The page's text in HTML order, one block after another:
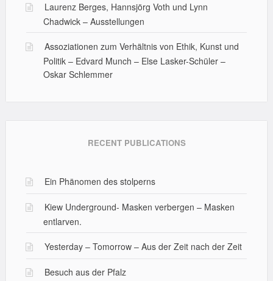
Laurenz Berges, Hannsjörg Voth und Lynn
Chadwick – Ausstellungen
Assoziationen zum Verhältnis von Ethik, Kunst und
Politik – Edvard Munch – Else Lasker-Schüler –
Oskar Schlemmer
RECENT PUBLICATIONS
Ein Phänomen des stolperns
Kiew Underground- Masken verbergen – Masken
entlarven.
Yesterday – Tomorrow – Aus der Zeit nach der Zeit
Besuch aus der Pfalz